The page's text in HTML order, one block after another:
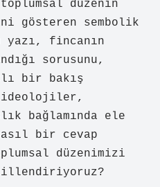
düzenin
gösteren sembolik
fincanın
sorusunu,
bir bakış
bağlamında ele
bir cevap
düzenimizi